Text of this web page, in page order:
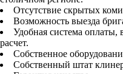
Отсутствие скрытых
Возможность выезда
Удобная система
расчет.
Собственное
Собственный штат